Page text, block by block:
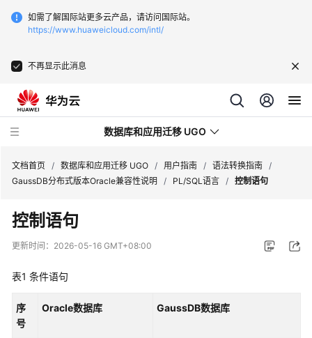
如需了解国际站更多云产品，请访问国际站。
https://www.huaweicloud.com/intl/
不再显示此消息
数据库和应用迁移 UGO
最
新
动
品
文档首页 / 数据库和应用迁移 UGO / 用户指南 / 语法转换指南 /
GaussDB分布式版本Oracle兼容性说明
/ PL/SQL语言 / 控制语句
控制语句
更新时间： 2026-05-16 GMT+08:00
表1 条件语句
序
号
Oracle数据库 GaussDB数据库